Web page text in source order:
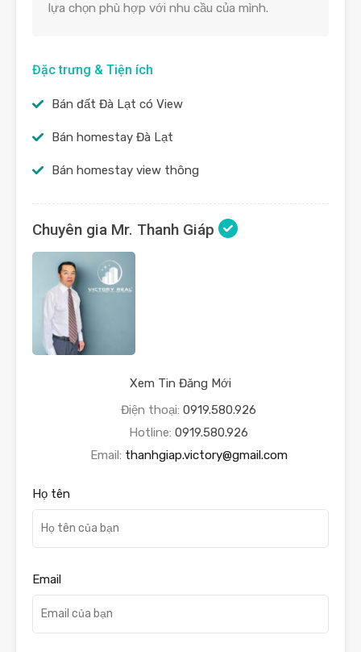
lựa chọn phù hợp với nhu cầu của mình.
Đặc trưng & Tiện ích
Bán đất Đà Lạt có View
Bán homestay Đà Lạt
Bán homestay view thông
Chuyên gia Mr. Thanh Giáp
Xem Tin Đăng Mới
Điện thoại: 0919.580.926
Hotline: 0919.580.926
Email: thanhgiap.victory@gmail.com
Họ tên
Email